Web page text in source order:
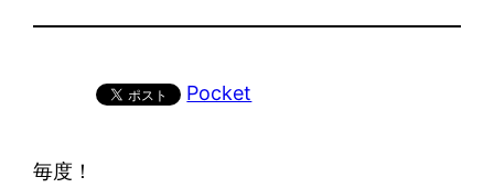
Pocket
毎度！